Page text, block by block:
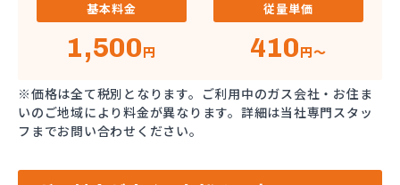
基本料金
1,500円
従量単価
410円～
※価格は全て税別となります。ご利用中のガス会社・お住ま
いのご地域により料金が異なります。詳細は当社専門スタッ
フまでお問い合わせください。